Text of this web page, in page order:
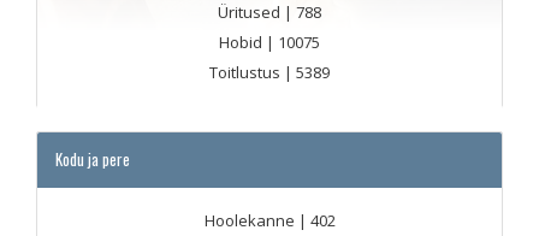
Üritused | 788
Hobid | 10075
Toitlustus | 5389
Kodu ja pere
Hoolekanne | 402